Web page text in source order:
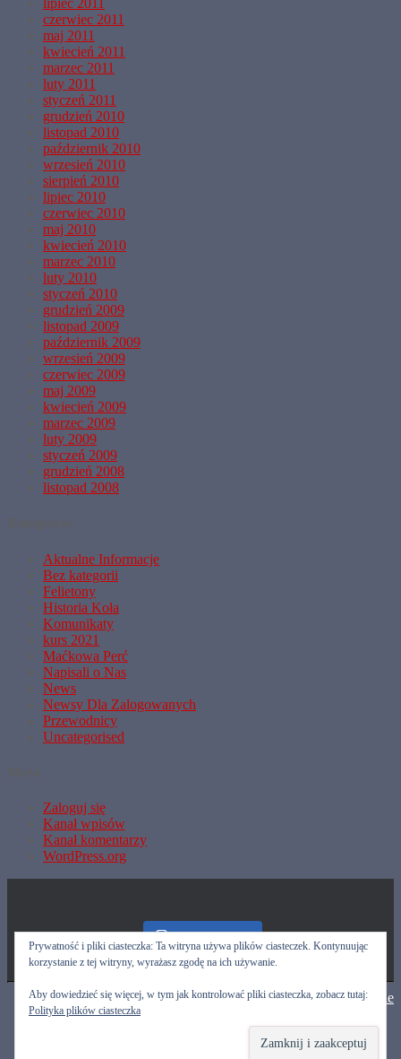
lipiec 2011
czerwiec 2011
maj 2011
kwiecień 2011
marzec 2011
luty 2011
styczeń 2011
grudzień 2010
listopad 2010
październik 2010
wrzesień 2010
sierpień 2010
lipiec 2010
czerwiec 2010
maj 2010
kwiecień 2010
marzec 2010
luty 2010
styczeń 2010
grudzień 2009
listopad 2009
październik 2009
wrzesień 2009
czerwiec 2009
maj 2009
kwiecień 2009
marzec 2009
luty 2009
styczeń 2009
grudzień 2008
listopad 2008
Aktualne Informacje
Bez kategorii
Felietony
Historia Koła
Komunikaty
kurs 2021
Maćkowa Perć
Napisali o Nas
News
Newsy Dla Zalogowanych
Przewodnicy
Uncategorised
Zaloguj się
Kanał wpisów
Kanał komentarzy
WordPress.org
Nasz Instagram
Przewodnicy
Hestia | Stworzone przezThemeIsle
Prywatność i pliki ciasteczka: Ta witryna używa plików ciasteczek. Kontynuując
korzystanie z tej witryny, wyrażasz zgodę na ich używanie.
Aby dowiedzieć się więcej, w tym jak kontrolować pliki ciasteczka, zobacz tutaj:
Polityka plików ciasteczka